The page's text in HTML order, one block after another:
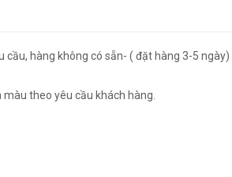
hàng không có sẵn- ( đặt hàng 3-5 ngày)
theo yêu cầu khách hàng.